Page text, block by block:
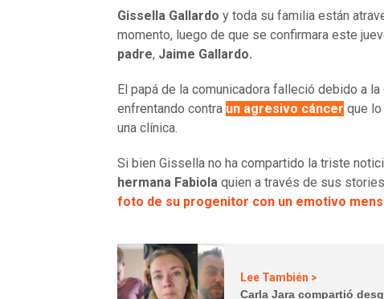
Gissella Gallardo y toda su familia están
momento, luego de que se confirmara este
padre, Jaime Gallardo.
El papá de la comunicadora falleció debido a
enfrentando contra un agresivo cáncer que
una clínica.
Si bien Gissella no ha compartido la triste
hermana Fabiola quien a través de sus
foto de su progenitor con un emotivo
Lee También >
Carla Jara compartió